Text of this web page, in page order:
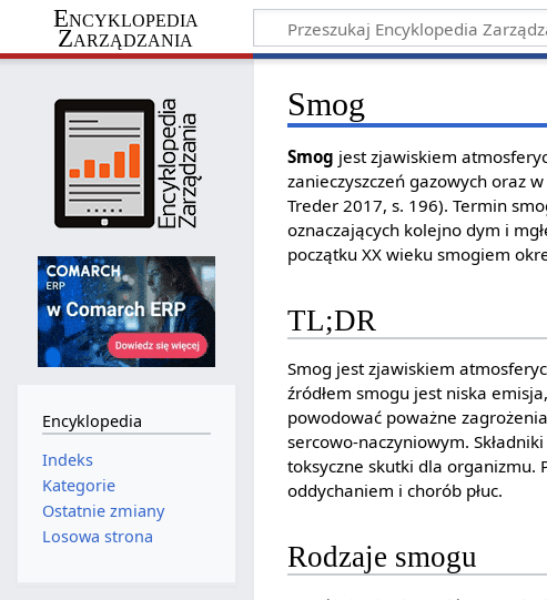
Encyklopedia
Zarządzania
Smog
Smog jest zjawiskiem
zanieczyszczeń gazowych oraz
Treder 2017, s. 196). Termin
oznaczających kolejno dym i
początku XX wieku smogiem
TL;DR
Smog jest zjawiskiem
źródłem smogu jest niska
powodować poważne
sercowo-naczyniowym.
toksyczne skutki dla organizmu.
oddychaniem i chorób płuc.
Rodzaje smogu
Encyklopedia
Indeks
Kategorie
Ostatnie zmiany
Losowa strona